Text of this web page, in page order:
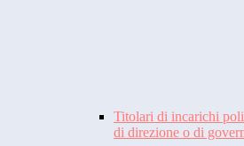
Titolari di incarichi
di direzione o di